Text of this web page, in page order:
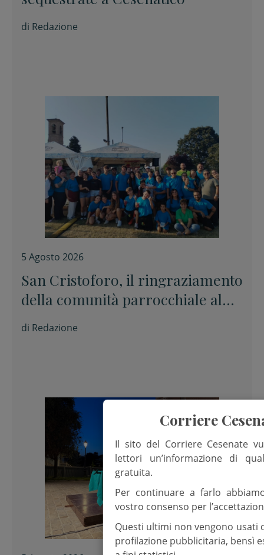
di Redazione
5 Agosto 2026
San Cristoforo, il ringraziamento
della comunità parrocchiale al
termine della festa
di Redazione
Corriere
Il sito del Corriere Cesenate
lettori un’informazione di
gratuita.
Per continuare a farlo
vostro consenso per
Questi ultimi non vengono usati
profilazione pubblicitaria, bensì